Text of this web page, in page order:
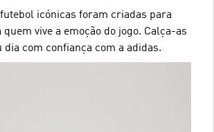
icónicas foram criadas para
vive a emoção do jogo. Calça-as
dia com confiança com a adidas.